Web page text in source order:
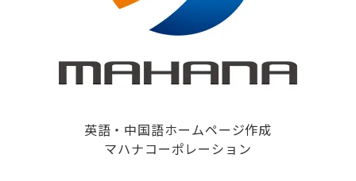
英語・中国語ホームページ作成
マハナコーポレーション